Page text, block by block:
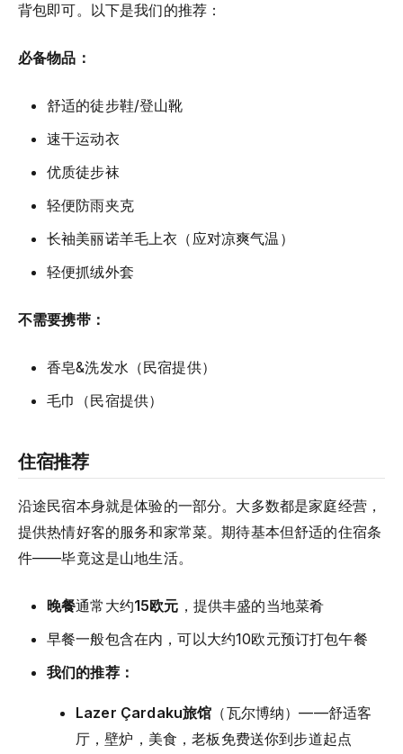
背包即可。以下是我们的推荐：
必备物品：
舒适的徒步鞋/登山靴
速干运动衣
优质徒步袜
轻便防雨夹克
长袖美丽诺羊毛上衣（应对凉爽气温）
轻便抓绒外套
不需要携带：
香皂&洗发水（民宿提供）
毛巾（民宿提供）
住宿推荐
沿途民宿本身就是体验的一部分。大多数都是家庭经营，
提供热情好客的服务和家常菜。期待基本但舒适的住宿条
件——毕竟这是山地生活。
晚餐通常大约15欧元 ，提供丰盛的当地菜肴
早餐一般包含在内，可以大约10欧元预订打包午餐
我们的推荐：
Lazer Çardaku旅馆 （瓦尔博纳）——舒适客
厅，壁炉，美食，老板免费送你到步道起点